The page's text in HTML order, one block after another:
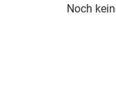
Noch